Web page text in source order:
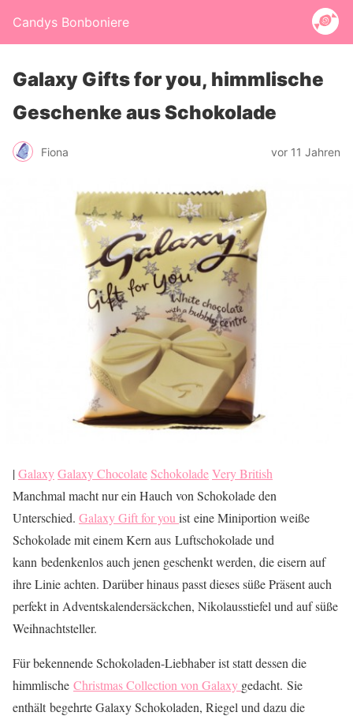
Candys Bonboniere
Galaxy Gifts for you, himmlische
Geschenke aus Schokolade
Fiona vor 11 Jahren
|GalaxyGalaxy ChocolateSchokoladeVery British
Manchmal macht nur ein Hauch von Schokolade den
Unterschied. Galaxy Gift for you ist eine Miniportion weiße
Schokolade mit einem Kern aus Luftschokolade und
kann bedenkenlos auch jenen geschenkt werden, die eisern auf
ihre Linie achten. Darüber hinaus passt dieses süße Präsent auch
perfekt in Adventskalendersäckchen, Nikolausstiefel und auf süße
Weihnachtsteller.
Für bekennende Schokoladen-Liebhaber ist statt dessen die
himmlische Christmas Collection von Galaxy gedacht. Sie
enthält begehrte Galaxy Schokoladen, Riegel und dazu die